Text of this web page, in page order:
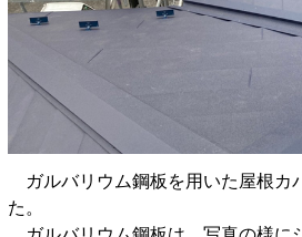
ガルバリウム鋼板を用いた屋根カ
た。